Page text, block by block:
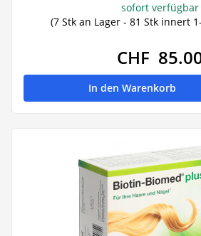
sofort verfügbar
(7 Stk an Lager - 81 Stk innert
CHF
In den Warenkorb